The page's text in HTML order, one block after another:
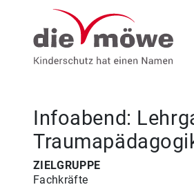
Weiter zum Inhalt
Infoabend:
ZIELGRUPPE
Fachkräfte